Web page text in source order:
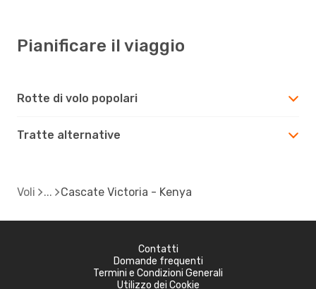
Pianificare il viaggio
Rotte di volo popolari
Tratte alternative
Voli Cascate Victoria - Kenya
Contatti
Domande frequenti
Termini e Condizioni Generali
Utilizzo dei Cookie